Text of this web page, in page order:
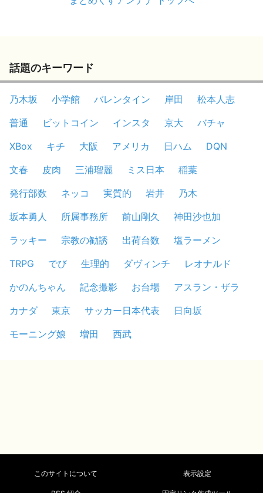
話題のキーワード
乃木坂 小学館 バレンタイン 岸田
松本人志
普通
ビットコイン インスタ 京大
バチャ
XBox
キチ 大阪 アメリカ 日ハム
DQN
文春
皮肉 三浦瑠麗 ミス日本
稲葉
発行部数
ネッコ 実質的 岩井
乃木
坂本勇人
所属事務所 前山剛久
神田沙也加
ラッキー
宗教の勧誘 出荷台数
塩ラーメン
TRPG
でび 生理的 ダヴィンチ
レオナルド
かのんちゃん
記念撮影 お台場
アスラン・ザラ
カナダ
東京 サッカー日本代表
日向坂
モーニング娘
増田 西武
このサイトについて 表示設定